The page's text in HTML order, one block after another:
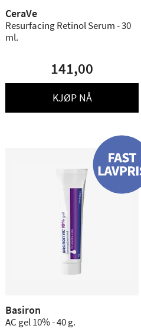
CeraVe
Resurfacing Retinol Serum - 30
ml.
141,00
KJØP NÅ
Basiron
AC gel 10% - 40 g.